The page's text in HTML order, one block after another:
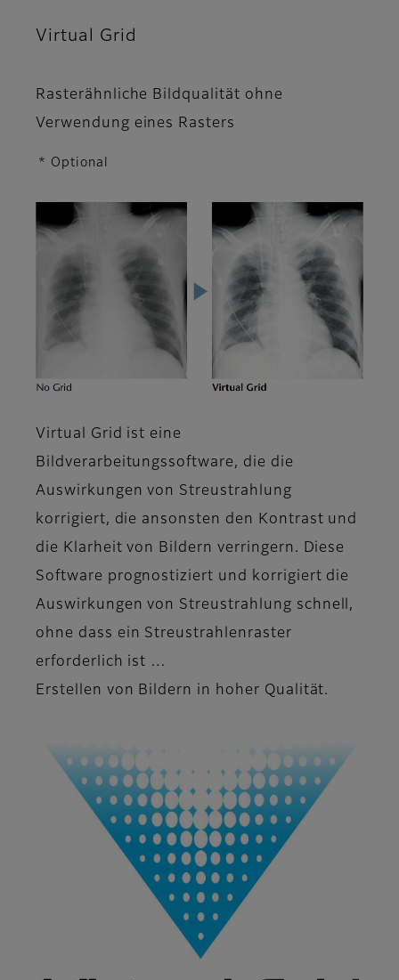
Virtual Grid
Rasterähnliche Bildqualität ohne
Verwendung eines Rasters
* Optional
Virtual Grid ist eine
Bildverarbeitungssoftware, die die
Auswirkungen von Streustrahlung
korrigiert, die ansonsten den Kontrast und
die Klarheit von Bildern verringern. Diese
Software prognostiziert und korrigiert die
Auswirkungen von Streustrahlung schnell,
ohne dass ein Streustrahlenraster
erforderlich ist …
Erstellen von Bildern in hoher Qualität.